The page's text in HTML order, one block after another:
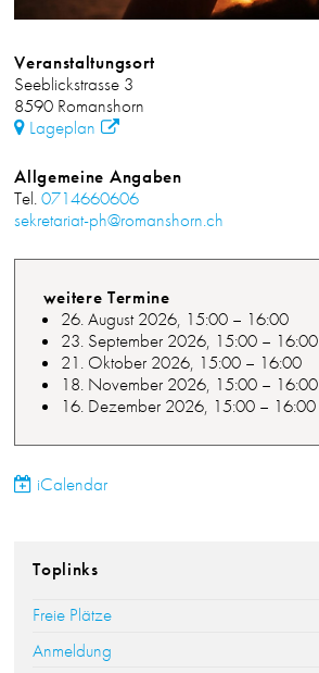
Veranstaltungsort
Seeblickstrasse 3
8590 Romanshorn
Lageplan
Allgemeine Angaben
Tel.0714660606
sekretariat-ph@romanshorn.ch
weitere Termine
26. August 2026, 15:00 – 16:00
23. September 2026, 15:00 – 16:00
21. Oktober 2026, 15:00 – 16:00
18. November 2026, 15:00 – 16:00
16. Dezember 2026, 15:00 – 16:00
iCalendar
Toplinks
Freie Plätze
Anmeldung